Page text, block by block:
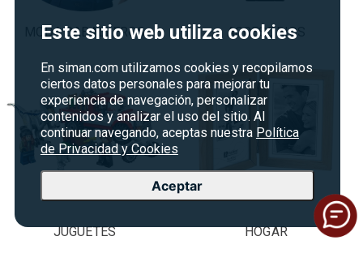
Este sitio web utiliza cookies
En siman.com utilizamos cookies y recopilamos
ciertos datos personales para mejorar tu
experiencia de navegación, personalizar
contenidos y analizar el uso del sitio. Al
continuar navegando, aceptas nuestra Política
de Privacidad y Cookies
Aceptar
MODA CABALLEROS ACCESORIOS
JUGUETES HOGAR